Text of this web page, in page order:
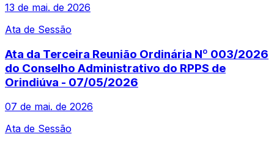
13 de mai. de 2026
Ata de Sessão
Ata da Terceira Reunião Ordinária Nº 003/2026
do Conselho Administrativo do RPPS de
Orindiúva - 07/05/2026
07 de mai. de 2026
Ata de Sessão